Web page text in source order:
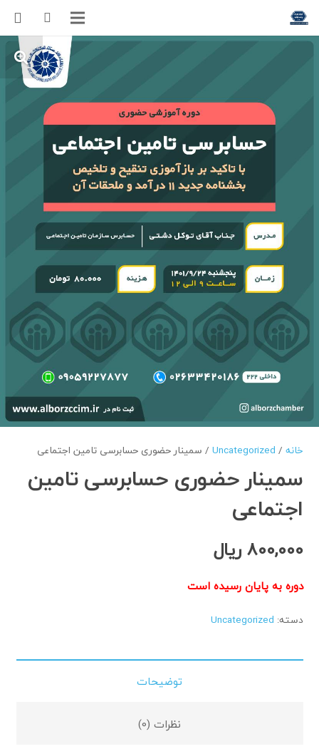
خانه /
Uncategorized / سمینار حضوری حسابرسی تامین اجتماعی
سمینار حضوری حسابرسی تامین
اجتماعی
800,000 ریال
دوره به پایان رسیده است
دسته: Uncategorized
توضیحات
نظرات (0)